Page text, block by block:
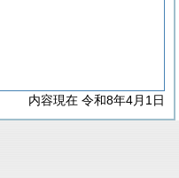
内容現在 令和8年4月1日